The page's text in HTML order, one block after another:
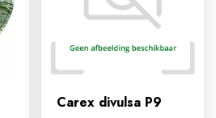
Carex divulsa P9